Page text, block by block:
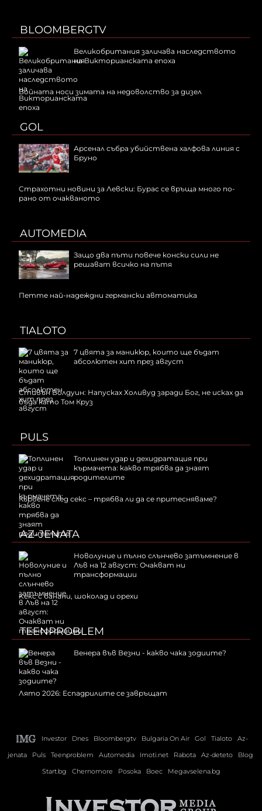
BLOOMBERGTV
Великобритания заличава наследството
на Викторианската епоха
Войната носи зимата на недоволство за дизел
GOL
Арсенал събра убийствена халфова линия с
Бруно
Страхотни новини за Левски: Бурас се връща много по-
рано от очакваното
AUTOMEDIA
Защо два пъти повече конски сили не
решават всичко на пътя
Петте най-надеждни германски автоматика
TIALOTO
7 цвята за маникюр, които ще бъдат
абсолютен хит през август
Стивън Болдуин: Напусках Холивуд заради Бог, не исках да
бъда като Том Круз
PULS
Топлинен удар и дехидратация при
кърмачета: какво трябва да знаят
родителите
Кървене след секс – трябва ли да се притесняваме?
AZ-JENATA
Новолуние и пълно слънчево затъмнение в
Лъв на 12 август: Очакват ни
трансформации
Kекс с банани, шоколад и орехи
TEENPROBLEM
Венера във Везни - какво чака зодиите?
Лято 2026: Еспадрилите се завръщат
Investor Dnes Bloombergtv Bulgaria On Air Gol Tialoto
Az-
jenata
Puls Teenproblem Automedia Imoti.net Rabota Az-deteto
Blog
Start.bg
Chernomore Posoka Boec Megavselena.bg